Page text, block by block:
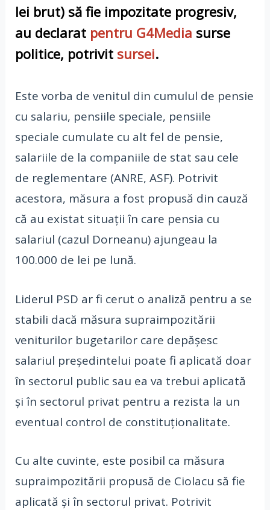
lei brut) să fie impozitate progresiv,
au declarat pentru G4Media surse
politice, potrivit sursei.
Este vorba de venitul din cumulul de pensie
cu salariu, pensiile speciale, pensiile
speciale cumulate cu alt fel de pensie,
salariile de la companiile de stat sau cele
de reglementare (ANRE, ASF). Potrivit
acestora, măsura a fost propusă din cauză
că au existat situații în care pensia cu
salariul (cazul Dorneanu) ajungeau la
100.000 de lei pe lună.
Liderul PSD ar fi cerut o analiză pentru a se
stabili dacă măsura supraimpozitării
veniturilor bugetarilor care depășesc
salariul președintelui poate fi aplicată doar
în sectorul public sau ea va trebui aplicată
și în sectorul privat pentru a rezista la un
eventual control de constituționalitate.
Cu alte cuvinte, este posibil ca măsura
supraimpozitării propusă de Ciolacu să fie
aplicată și în sectorul privat. Potrivit